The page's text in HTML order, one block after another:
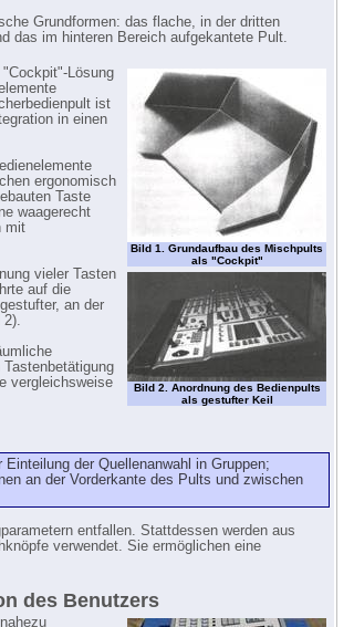
Grundformen: das flache, in der dritten
das im hinteren Bereich aufgekantete Pult.
Bild 1. Grundaufbau des Mischpults
als "Cockpit"
Bild 2. Anordnung des Bedienpults
als gestufter Keil
Lösung
ist
in einen
ergonomisch
Taste
waagerecht
mit
vieler Tasten
auf die
an der
2).
vergleichsweise
der Quellenanwahl in Gruppen;
an der Vorderkante des Pults und zwischen
entfallen. Stattdessen werden aus
verwendet. Sie ermöglichen eine
des Benutzers